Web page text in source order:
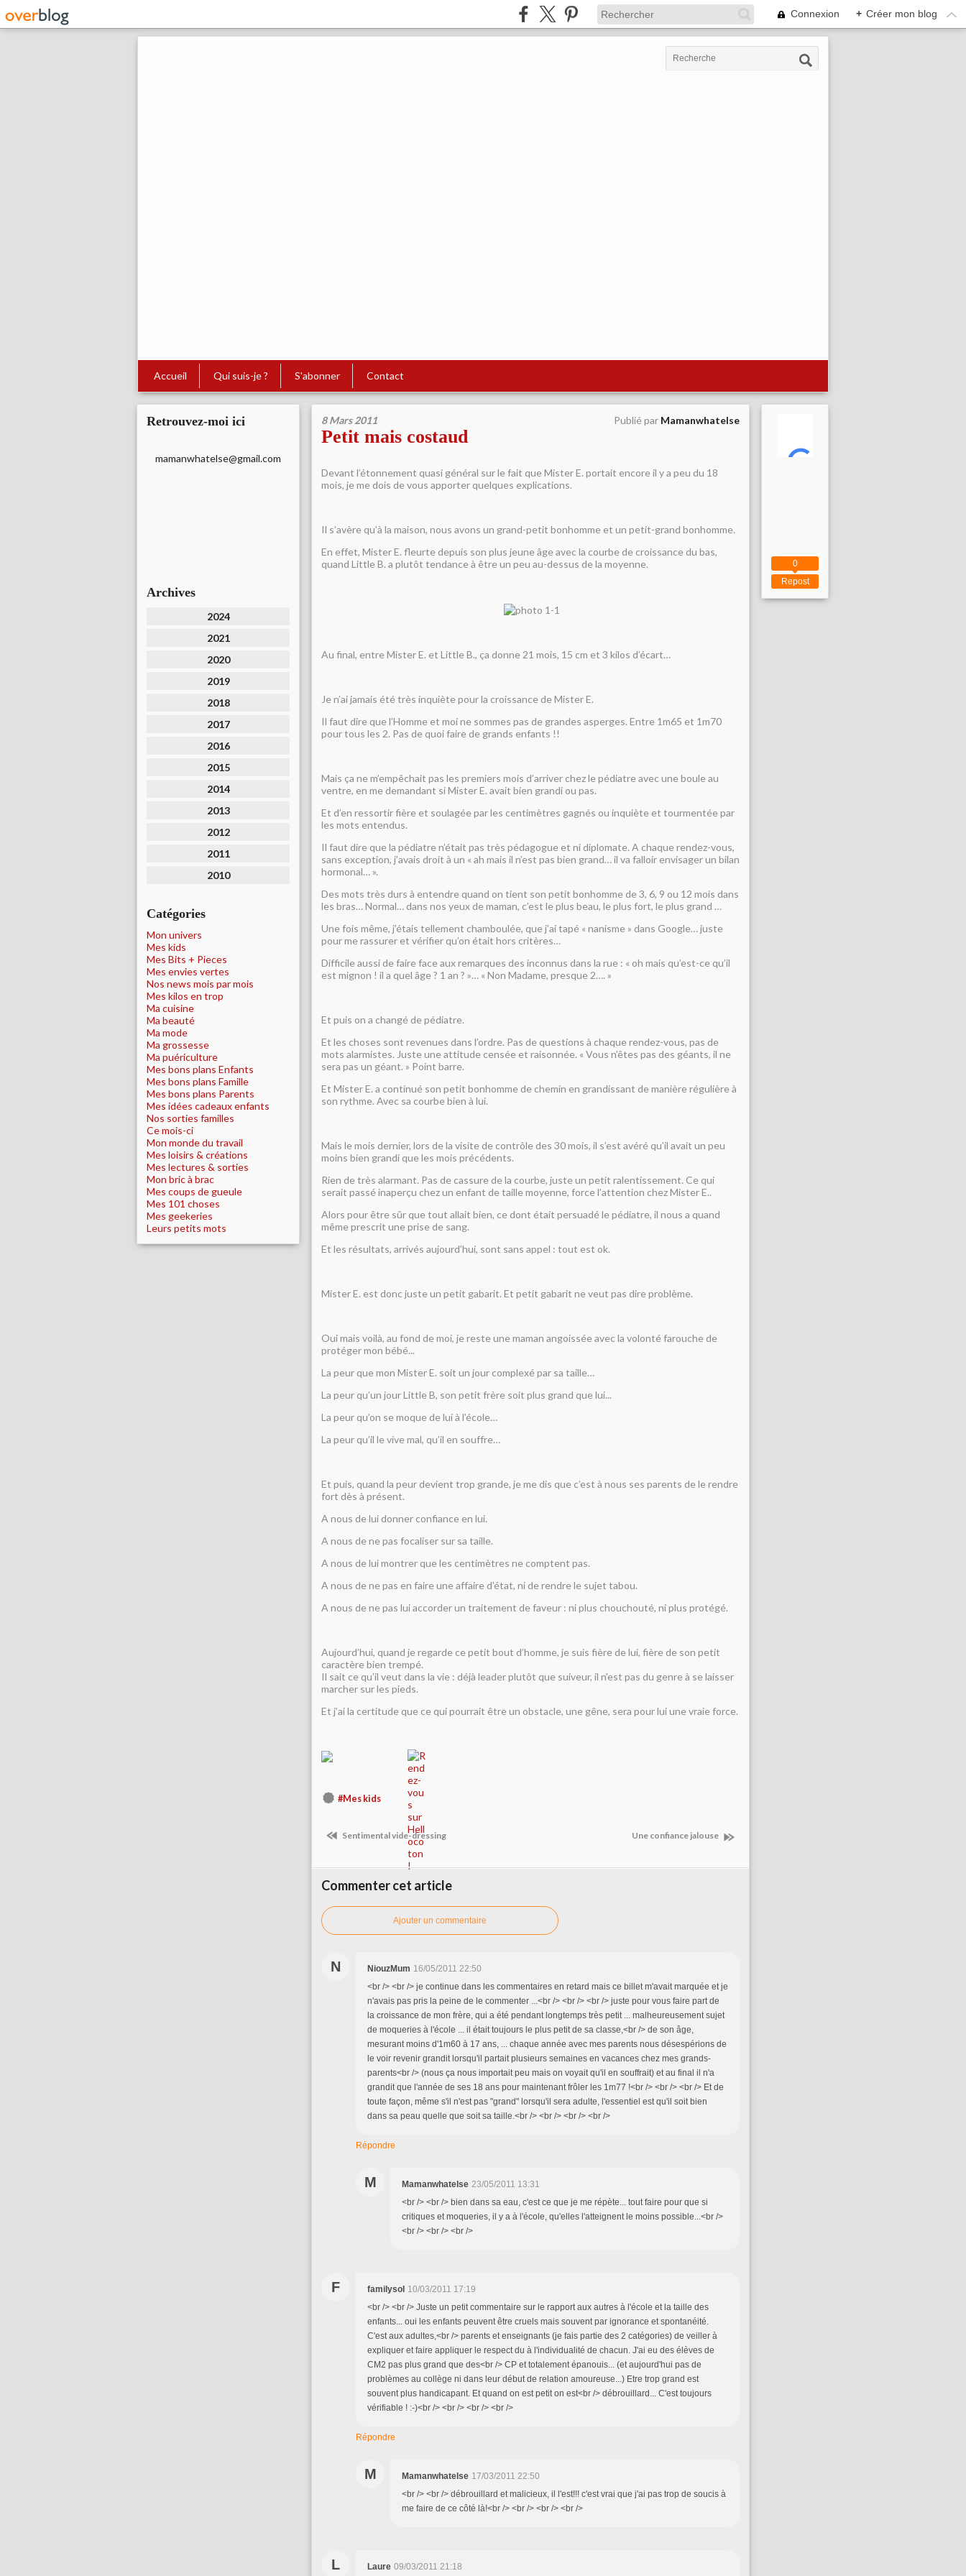
Connexion + Créer mon blog
Accueil Qui suis-je ? S'abonner Contact
Retrouvez-moi ici
mamanwhatelse@gmail.com
Archives
2024
2021
2020
2019
2018
2017
2016
2015
2014
2013
2012
2011
2010
Catégories
Mon univers
Mes kids
Mes Bits + Pieces
Mes envies vertes
Nos news mois par mois
Mes kilos en trop
Ma cuisine
Ma beauté
Ma mode
Ma grossesse
Ma puériculture
Mes bons plans Enfants
Mes bons plans Famille
Mes bons plans Parents
Mes idées cadeaux enfants
Nos sorties familles
Ce mois-ci
Mon monde du travail
Mes loisirs & créations
Mes lectures & sorties
Mon bric à brac
Mes coups de gueule
Mes 101 choses
Mes geekeries
Leurs petits mots
8 Mars 2011 Publié par Mamanwhatelse
Petit mais costaud
Devant l’étonnement quasi général sur le fait que Mister E. portait encore il y a peu du 18
mois, je me dois de vous apporter quelques explications.
Il s’avère qu’à la maison, nous avons un grand-petit bonhomme et un petit-grand bonhomme.
En effet, Mister E. fleurte depuis son plus jeune âge avec la courbe de croissance du bas,
quand Little B. a plutôt tendance à être un peu au-dessus de la moyenne.
Au final, entre Mister E. et Little B., ça donne 21 mois, 15 cm et 3 kilos d’écart…
Je n’ai jamais été très inquiète pour la croissance de Mister E.
Il faut dire que l’Homme et moi ne sommes pas de grandes asperges. Entre 1m65 et 1m70
pour tous les 2. Pas de quoi faire de grands enfants !!
Mais ça ne m’empêchait pas les premiers mois d’arriver chez le pédiatre avec une boule au
ventre, en me demandant si Mister E. avait bien grandi ou pas.
Et d’en ressortir fière et soulagée par les centimètres gagnés ou inquiète et tourmentée par
les mots entendus.
Il faut dire que la pédiatre n’était pas très pédagogue et ni diplomate. A chaque rendez-vous,
sans exception, j’avais droit à un « ah mais il n’est pas bien grand… il va falloir envisager un bilan
hormonal… ».
Des mots très durs à entendre quand on tient son petit bonhomme de 3, 6, 9 ou 12 mois dans
les bras… Normal… dans nos yeux de maman, c’est le plus beau, le plus fort, le plus grand …
Une fois même, j’étais tellement chamboulée, que j’ai tapé « nanisme » dans Google… juste
pour me rassurer et vérifier qu’on était hors critères…
Difficile aussi de faire face aux remarques des inconnus dans la rue : « oh mais qu’est-ce qu’il
est mignon ! il a quel âge ? 1 an ? »… « Non Madame, presque 2…. »
Et puis on a changé de pédiatre.
Et les choses sont revenues dans l’ordre. Pas de questions à chaque rendez-vous, pas de
mots alarmistes. Juste une attitude censée et raisonnée. « Vous n’êtes pas des géants, il ne
sera pas un géant. » Point barre.
Et Mister E. a continué son petit bonhomme de chemin en grandissant de manière régulière à
son rythme. Avec sa courbe bien à lui.
Mais le mois dernier, lors de la visite de contrôle des 30 mois, il s’est avéré qu’il avait un peu
moins bien grandi que les mois précédents.
Rien de très alarmant. Pas de cassure de la courbe, juste un petit ralentissement. Ce qui
serait passé inaperçu chez un enfant de taille moyenne, force l’attention chez Mister E..
Alors pour être sûr que tout allait bien, ce dont était persuadé le pédiatre, il nous a quand
même prescrit une prise de sang.
Et les résultats, arrivés aujourd’hui, sont sans appel : tout est ok.
Mister E. est donc juste un petit gabarit. Et petit gabarit ne veut pas dire problème.
Oui mais voilà, au fond de moi, je reste une maman angoissée avec la volonté farouche de
protéger mon bébé...
La peur que mon Mister E. soit un jour complexé par sa taille…
La peur qu’un jour Little B, son petit frère soit plus grand que lui...
La peur qu’on se moque de lui à l’école…
La peur qu’il le vive mal, qu’il en souffre…
Et puis, quand la peur devient trop grande, je me dis que c’est à nous ses parents de le rendre
fort dès à présent.
A nous de lui donner confiance en lui.
A nous de ne pas focaliser sur sa taille.
A nous de lui montrer que les centimètres ne comptent pas.
A nous de ne pas en faire une affaire d’état, ni de rendre le sujet tabou.
A nous de ne pas lui accorder un traitement de faveur : ni plus chouchouté, ni plus protégé.
Aujourd’hui, quand je regarde ce petit bout d’homme, je suis fière de lui, fière de son petit
caractère bien trempé.
Il sait ce qu’il veut dans la vie : déjà leader plutôt que suiveur, il n'est pas du genre à se laisser
marcher sur les pieds.
Et j’ai la certitude que ce qui pourrait être un obstacle, une gêne, sera pour lui une vraie force.
#Mes kids
Sentimental vide-dressing Une confiance jalouse
Commenter cet article
Ajouter un commentaire
N NiouzMum 16/05/2011 22:50
<br /> <br /> je continue dans les commentaires en retard mais ce billet m'avait marquée et je
n'avais pas pris la peine de le commenter ...<br /> <br /> <br /> juste pour vous faire part de
la croissance de mon frère, qui a été pendant longtemps très petit ... malheureusement sujet
de moqueries à l'école ... il était toujours le plus petit de sa classe,<br /> de son âge,
mesurant moins d'1m60 à 17 ans, ... chaque année avec mes parents nous désespérions de
le voir revenir grandit lorsqu'il partait plusieurs semaines en vacances chez mes grands-
parents<br /> (nous ça nous importait peu mais on voyait qu'il en souffrait) et au final il n'a
grandit que l'année de ses 18 ans pour maintenant frôler les 1m77 !<br /> <br /> <br /> Et de
toute façon, même s'il n'est pas "grand" lorsqu'il sera adulte, l'essentiel est qu'il soit bien
dans sa peau quelle que soit sa taille.<br /> <br /> <br /> <br />
Répondre
M Mamanwhatelse 23/05/2011 13:31
<br /> <br /> bien dans sa eau, c'est ce que je me répète... tout faire pour que si
critiques et moqueries, il y a à l'école, qu'elles l'atteignent le moins possible...<br />
<br /> <br /> <br />
F familysol 10/03/2011 17:19
<br /> <br /> Juste un petit commentaire sur le rapport aux autres à l'école et la taille des
enfants... oui les enfants peuvent être cruels mais souvent par ignorance et spontanéité.
C'est aux adultes,<br /> parents et enseignants (je fais partie des 2 catégories) de veiller à
expliquer et faire appliquer le respect du à l'individualité de chacun. J'ai eu des élèves de
CM2 pas plus grand que des<br /> CP et totalement épanouis... (et aujourd'hui pas de
problèmes au collège ni dans leur début de relation amoureuse...) Etre trop grand est
souvent plus handicapant. Et quand on est petit on est<br /> débrouillard... C'est toujours
vérifiable ! :-)<br /> <br /> <br /> <br />
Répondre
M Mamanwhatelse 17/03/2011 22:50
<br /> <br /> débrouillard et malicieux, il l'est!!! c'est vrai que j'ai pas trop de soucis à
me faire de ce côté là!<br /> <br /> <br /> <br />
L Laure 09/03/2011 21:18
Repost
0